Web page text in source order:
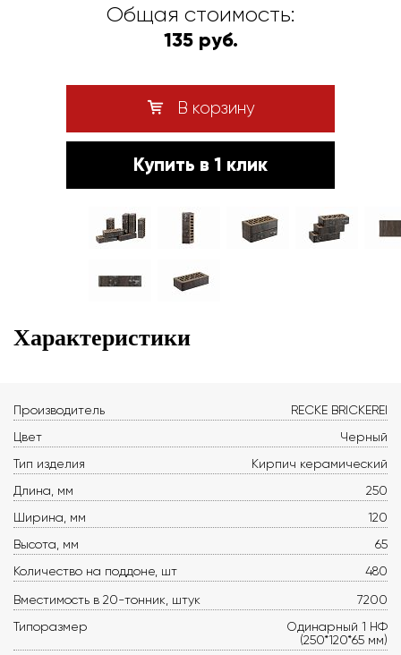
Общая стоимость:
135 руб.
В корзину
Купить в 1 клик
Характеристики
Производитель
RECKE BRICKEREI
Цвет
Черный
Тип изделия
Кирпич керамический
Длина, мм
250
Ширина, мм
120
Высота, мм
65
Количество на поддоне, шт
480
Вместимость в 20-тонник, штук
7200
Типоразмер
Одинарный 1 НФ
(250*120*65 мм)